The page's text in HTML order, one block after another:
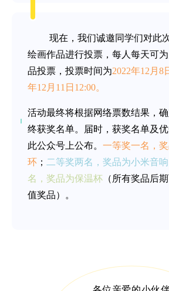
现在，我们诚邀同学们对此
绘画作品进行投票，每人每天可
品投票，投票时间为2022年12月8
年12月11日12:00。
活动最终将根据网络票数结果，
终获奖名单。届时，获奖名单及
此公众号上公布。 一等奖一名，
环； 二等奖两名，奖品为小米音响
名，奖品为保温杯（所有奖品后
值奖品）。